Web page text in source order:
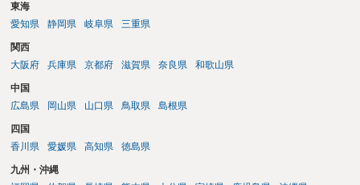
東海
愛知県
静岡県 岐阜県 三重県
関西
大阪府
兵庫県 京都府 滋賀県 奈良県 和歌山県
中国
広島県
岡山県 山口県 鳥取県 島根県
四国
香川県
愛媛県 高知県 徳島県
九州・沖縄